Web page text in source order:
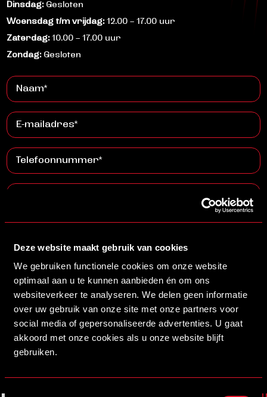
Deze website maakt gebruik van cookies
We gebruiken functionele cookies om onze website
optimaal aan u te kunnen aanbieden én om ons
websiteverkeer te analyseren. We delen geen informatie
over uw gebruik van onze site met onze partners voor
social media of gepersonaliseerde advertenties. U gaat
akkoord met onze cookies als u onze website blijft
gebruiken.
Toestemmingsselectie
Dinsdag:Gesloten
Woensdag t/m vrijdag:12.00 – 17.00 uur
Zaterdag:10.00 – 17.00 uur
Zondag:Gesloten
Naam
(Vereist)
E-
mailadres
(Vereist)
Telefoonnummer
(Vereist)
Vraag